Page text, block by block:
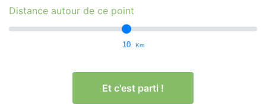
Distance autour de ce point
10 Km
Et c'est parti !